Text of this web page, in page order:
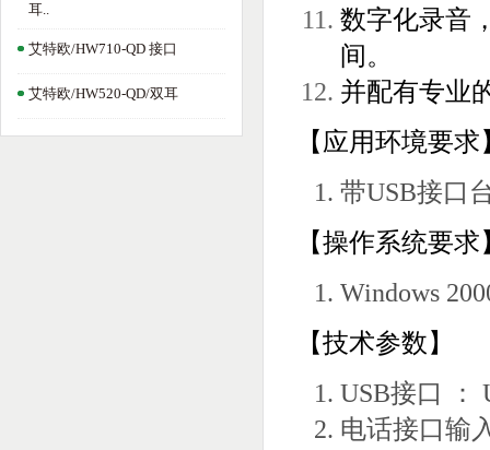
耳..
艾特欧/HW710-QD 接口
艾特欧/HW520-QD/双耳
数字化录音
间。
并配有专业
【应用环境要求
带USB接口
【操作系统要求
Windows
【技术参数】
USB接口 ：
电话接口输